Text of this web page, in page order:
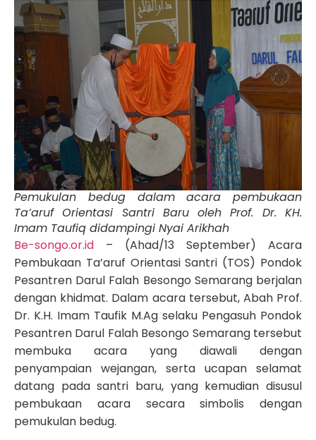
Pemukulan bedug dalam acara pembukaan
Ta’aruf Orientasi Santri Baru oleh Prof. Dr. KH.
Imam Taufiq didampingi Nyai Arikhah
Be-songo.or.id – (Ahad/13 September) Acara
Pembukaan Ta’aruf Orientasi Santri (TOS) Pondok
Pesantren Darul Falah Besongo Semarang berjalan
dengan khidmat. Dalam acara tersebut, Abah Prof.
Dr. K.H. Imam Taufik M.Ag selaku Pengasuh Pondok
Pesantren Darul Falah Besongo Semarang tersebut
membuka acara yang diawali dengan
penyampaian wejangan, serta ucapan selamat
datang pada santri baru, yang kemudian disusul
pembukaan acara secara simbolis dengan
pemukulan bedug.